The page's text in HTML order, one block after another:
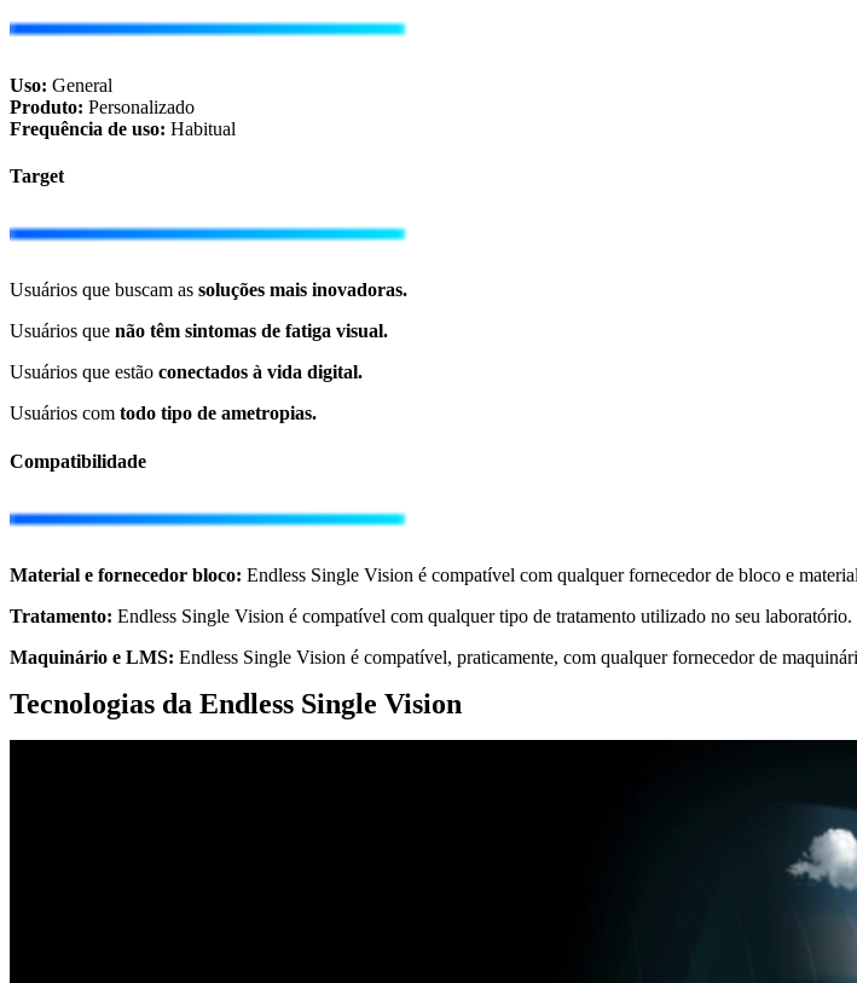
Uso: General
Produto: Personalizado
Frequência de uso: Habitual
Target
Usuários que buscam as soluções mais inovadoras.
Usuários que não têm sintomas de fatiga visual.
Usuários que estão conectados à vida digital.
Usuários com todo tipo de ametropias.
Compatibilidade
Material e fornecedor bloco​: Endless Single Vision é compatível com qualquer fornecedor de bloco e
Tratamento: Endless Single Vision é compatível com qualquer tipo de tratamento utilizado no seu laboratório.
Maquinário e LMS: Endless Single Vision é compatível, praticamente, com qualquer fornecedor de
Tecnologias da Endless Single Vision